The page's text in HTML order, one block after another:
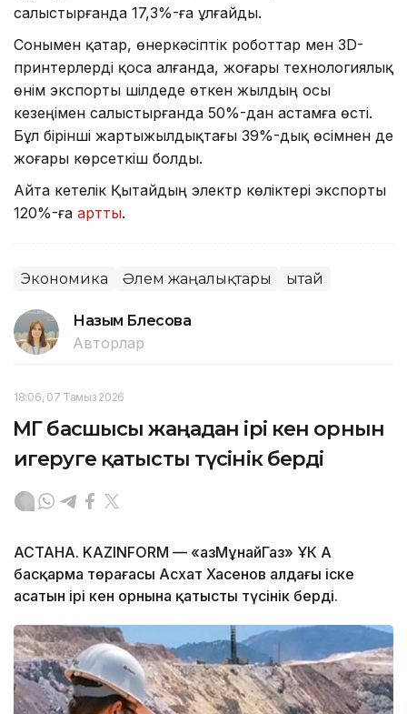
салыстырғанда 17,3%-ға ұлғайды.
Сонымен қатар, өнеркәсіптік роботтар мен 3D-
принтерлерді қоса алғанда, жоғары технологиялық
өнім экспорты шілдеде өткен жылдың осы
кезеңімен салыстырғанда 50%-дан астамға өсті.
Бұл бірінші жартыжылдықтағы 39%-дық өсімнен де
жоғары көрсеткіш болды.
Айта кетелік Қытайдың электр көліктері экспорты
120%-ға артты.
Экономика Әлем жаңалықтары Қытай
Назым Бөлесова
Авторлар
18:06, 07 Тамыз 2026
ҚМГ басшысы жаңадан ірі кен орнын
игеруге қатысты түсінік берді
АСТАНА. KAZINFORM — «ҚазМұнайГаз» ҰК АҚ
басқарма төрағасы Асхат Хасенов алдағы іске
асатын ірі кен орнына қатысты түсінік берді.